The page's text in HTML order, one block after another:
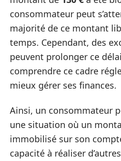
consommateur peut
majorité de ce montant
temps. Cependant, des
peuvent prolonger ce
comprendre ce cadre
mieux gérer ses finances.
Ainsi, un consommateur
une situation où un
immobilisé sur son
capacité à réaliser